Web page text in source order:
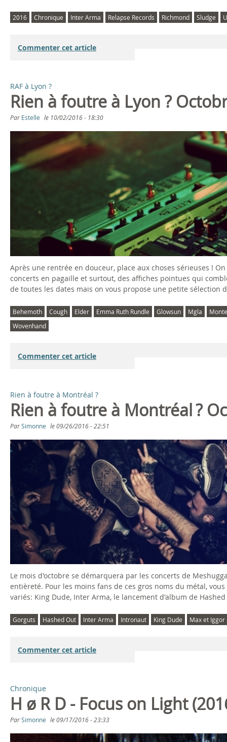
2016 Chronique Inter Arma Relapse Records Richmond Sludge
Commenter cet article
RAF à Lyon ?
Rien à foutre à Lyon ?
Par Estelle le 10/02/2016 - 18:30
Après une rentrée en douceur, place aux choses sérieuses !
concerts en pagaille et surtout, des affiches pointues qui
de toutes les dates mais on vous propose une petite sélection
Behemoth Cough Elder Emma Ruth Rundle Glowsun Mgla
Wovenhand
Commenter cet article
Rien à foutre à Montréal ?
Rien à foutre à Montréal ?
ParSimonne le09/26/2016 - 22:51
Le mois d'octobre se démarquera par les concerts de
entièreté. Pour les moins fans de ces gros noms du métal,
variés: King Dude, Inter Arma, le lancement d'album de
Gorguts Hashed Out Inter Arma Intronaut King Dude Max et Iggor
Commenter cet article
Chronique
H ø R D - Focus on Light
ParSimonne le09/17/2016 - 23:33